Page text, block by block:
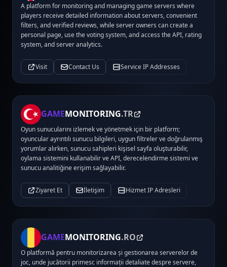
A platform for monitoring and managing game servers where
players receive detailed information about servers, convenient
filters, and verified reviews, while server owners can create a
personal page, use the voting system, and access the API, rating
system, and server analytics.
Visit Contact Us Service IP Addresses
GAMEMONITORING.TR
Oyun sunucularını izlemek ve yönetmek için bir platform;
oyuncular ayrıntılı sunucu bilgileri, uygun filtreler ve doğrulanmış
yorumlar alırken, sunucu sahipleri kişisel sayfa oluşturabilir,
oylama sistemini kullanabilir ve API, derecelendirme sistemi ve
sunucu analitiğine erişim sağlayabilir.
Ziyaret Et İletişim Hizmet IP Adresleri
GAMEMONITORING.RO
O platformă pentru monitorizarea și gestionarea serverelor de
joc, unde jucătorii primesc informații detaliate despre servere,